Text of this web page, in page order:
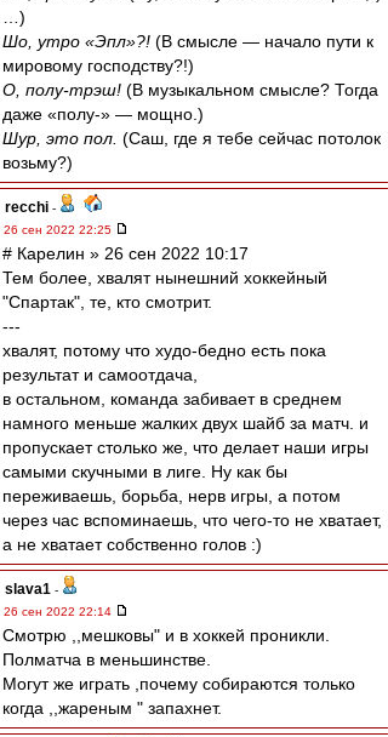
…)
Шо, утро «Эпл»?! (В смысле — начало пути к
мировому господству?!)
О, полу-трэш! (В музыкальном смысле? Тогда
даже «полу-» — мощно.)
Шур, это пол. (Саш, где я тебе сейчас потолок
возьму?)
recchi -
26 сен 2022 22:25
# Карелин » 26 сен 2022 10:17
Тем более, хвалят нынешний хоккейный
"Спартак", те, кто смотрит.
---
хвалят, потому что худо-бедно есть пока
результат и самоотдача,
в остальном, команда забивает в среднем
намного меньше жалких двух шайб за матч. и
пропускает столько же, что делает наши игры
самыми скучными в лиге. Ну как бы
переживаешь, борьба, нерв игры, а потом
через час вспоминаешь, что чего-то не хватает,
а не хватает собственно голов :)
slava1 -
26 сен 2022 22:14
Смотрю ,,мешковы" и в хоккей проникли.
Полматча в меньшинстве.
Могут же играть ,почему собираются только
когда ,,жареным " запахнет.